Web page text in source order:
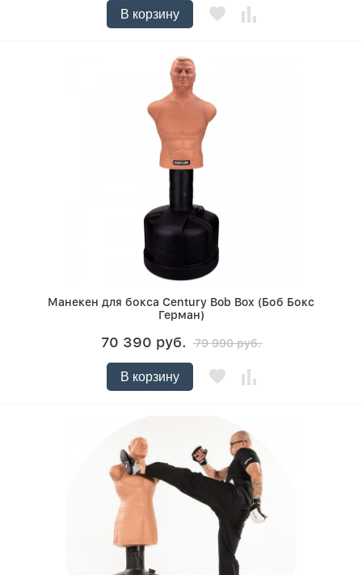
В корзину
Манекен для бокса Century Bob Box (Боб Бокс
Герман)
70 390 руб. 79 990 руб.
В корзину